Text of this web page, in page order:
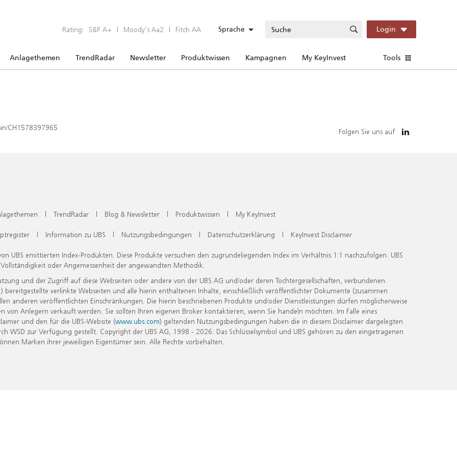
Rating: S&P A+ | Moody’s Aa2 | Fitch AA Sprache Login
Anlagethemen TrendRadar Newsletter Produktwissen Kampagnen My KeyInvest Tools
CH1578397965 Folgen Sie uns auf
| TrendRadar | Blog & Newsletter | Produktwissen | My KeyInvest
| Information zu UBS | Nutzungsbedingungen | Datenschutzerklärung | KeyInvest Disclaimer
UBS emittierten Index-Produkten. Diese Produkte versuchen den zugrundeliegenden Index im Verhältnis 1:1 nachzufolgen. UBS
oder Angemessenheit der angewandten Methodik.
und der Zugriff auf diese Webseiten oder andere von der UBS AG und/oder deren Tochtergesellschaften, verbundenen
verlinkte Webseiten und alle hierin enthaltenen Inhalte, einschließlich veröffentlichter Dokumente (zusammen
anderen veröffentlichten Einschränkungen. Die hierin beschriebenen Produkte und/oder Dienstleistungen dürfen möglicherweise
Anlegern verkauft werden. Sie sollten Ihren eigenen Broker kontaktieren, wenn Sie handeln möchten. Im Falle eines
und den für die UBS-Website (www.ubs.com) geltenden Nutzungsbedingungen haben die in diesem Disclaimer dargelegten
zur Verfügung gestellt. Copyright der UBS AG, 1998 - 2026. Das Schlüsselsymbol und UBS gehören zu den eingetragenen
Marken ihrer jeweiligen Eigentümer sein. Alle Rechte vorbehalten.